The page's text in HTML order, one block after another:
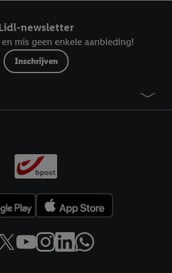
newsletter
mis geen enkele aanbieding!
Inschrijven